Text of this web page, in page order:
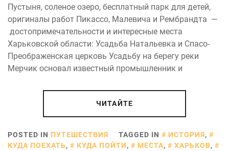
Пустыня, соленое озеро, бесплатный парк для детей,
оригиналы работ Пикассо, Малевича и Рембрандта —
достопримечательности и интересные места
Харьковской области: Усадьба Натальевка и Спасо-
Преображенская церковь Усадьбу на берегу реки
Мерчик основал известный промышленник и
ЧИТАЙТЕ
POSTED IN ПУТЕШЕСТВИЯ TAGGED IN ИСТОРИЯ,
КУДА ПОЕХАТЬ, КУДА ПОЙТИ, МЕСТА, ХАРЬКОВ,